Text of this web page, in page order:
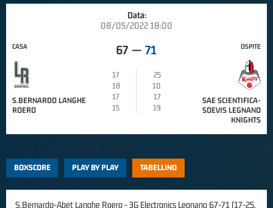
Data:
08/05/2022 18:00
CASA
S.BERNARDO LANGHE
ROERO
67 — 71
17
25
18
10
17
17
15
19
OSPITE
SAE SCIENTIFICA-
SOEVIS LEGNANO
KNIGHTS
BOXSCORE PLAY BY PLAY TABELLINO
S.Bernardo-Abet Langhe Roero - 3G Electronics Legnano 67-71 (17-25,